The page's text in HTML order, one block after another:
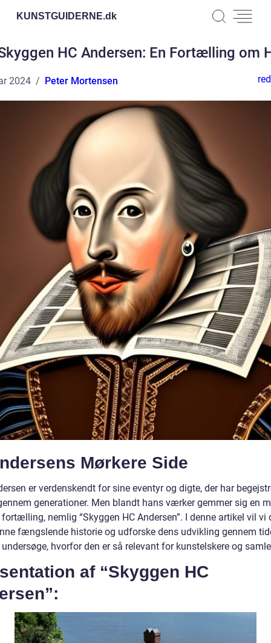
KUNSTGUIDERNE.dk
HC Andersen: En Fortælling om
2024 Peter Mortensen
Mørkere Side
er verdenskendt for sine eventyr og digte, der har
generationer. Men blandt hans værker gemmer sig en
nemlig “Skyggen HC Andersen”. I denne artikel vil vi
fængslende historie og udforske dens udvikling gennem
hvorfor den er så relevant for kunstelskere og
af “Skyggen HC